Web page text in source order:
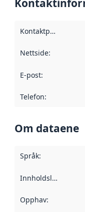
Kontaktpunkt
Nettside:
E-post:
Telefon:
Om dataene
Språk:
Innholdsleverandører
Opphav: